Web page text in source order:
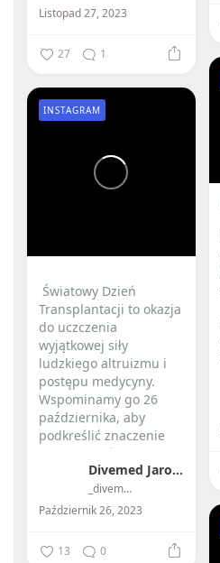
Listopad 27, 2023
27 1
️ Światowy Dzień
Transplantacji to okazja
do uczczenia
wyjątkowej siły
ludzkiego altruizmu i
postępu medycyny. ️
Wspominamy go 26
października, aby
podkreślić znaczenie
przeszczepów...
Divemed Jarosław Przybylski
_divemed_
Październik 26, 2023
INSTAGRAM
13 0